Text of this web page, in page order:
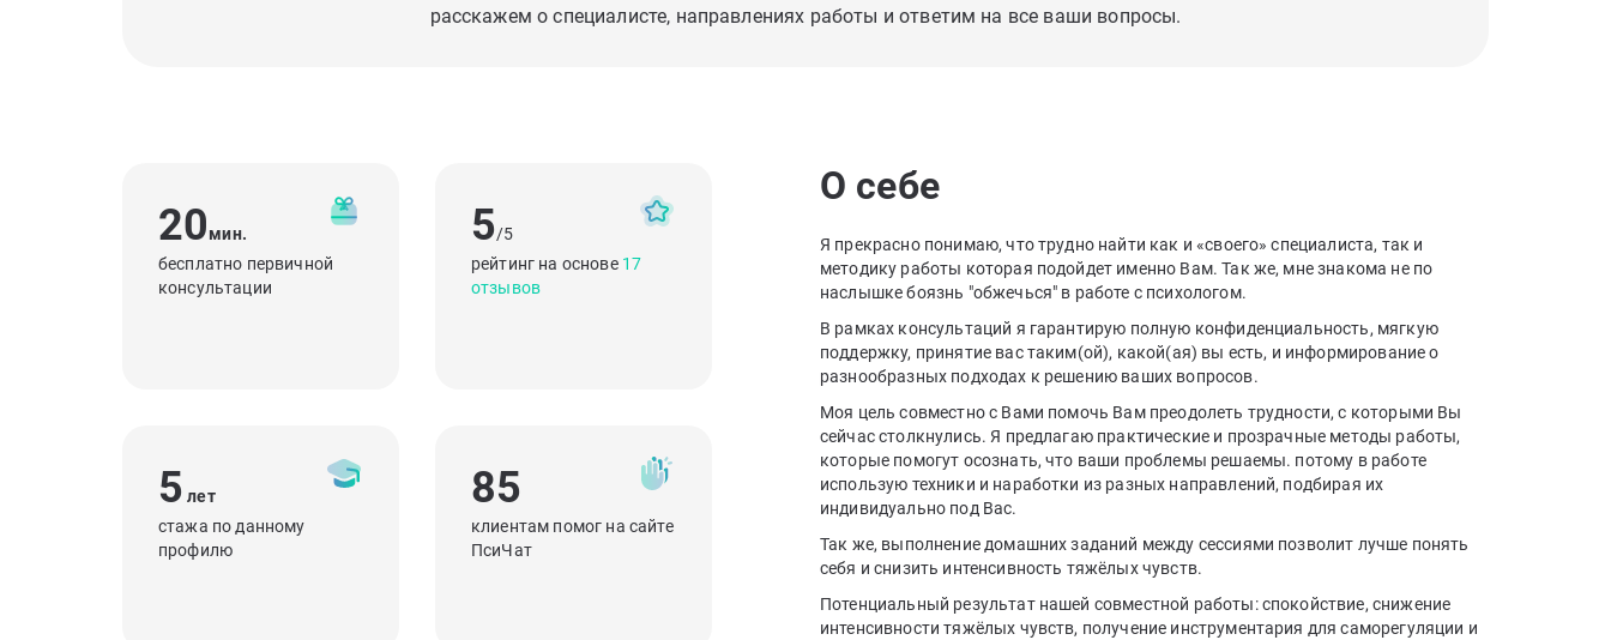
расскажем о специалисте, направлениях работы и ответим на все ваши вопросы.
20мин.
бесплатно первичной
консультации
5/5
рейтинг на основе 17
отзывов
5 лет
стажа по данному
профилю
85
клиентам помог на сайте
ПсиЧат
О себе
Я прекрасно понимаю, что трудно найти как и «своего» специалиста, так и
методику работы которая подойдет именно Вам. Так же, мне знакома не по
наслышке боязнь "обжечься" в работе с психологом.
В рамках консультаций я гарантирую полную конфиденциальность, мягкую
поддержку, принятие вас таким(ой), какой(ая) вы есть, и информирование о
разнообразных подходах к решению ваших вопросов.
Моя цель совместно с Вами помочь Вам преодолеть трудности, с которыми Вы
сейчас столкнулись. Я предлагаю практические и прозрачные методы работы,
которые помогут осознать, что ваши проблемы решаемы. потому в работе
использую техники и наработки из разных направлений, подбирая их
индивидуально под Вас.
Так же, выполнение домашних заданий между сессиями позволит лучше понять
себя и снизить интенсивность тяжёлых чувств.
Потенциальный результат нашей совместной работы: спокойствие, снижение
интенсивности тяжёлых чувств, получение инструментария для саморегуляции и